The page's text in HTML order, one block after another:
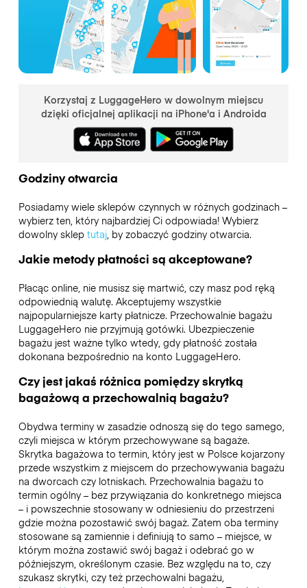
Korzystaj z LuggageHero w dowolnym miejscu
dzięki oficjalnej aplikacji na iPhone'a i Androida
Godziny otwarcia
Posiadamy wiele sklepów czynnych w różnych godzinach –
wybierz ten, który najbardziej Ci odpowiada! Wybierz
dowolny sklep tutaj, by zobaczyć godziny otwarcia.
Jakie metody płatności są akceptowane?
Płacąc online, nie musisz się martwić, czy masz pod ręką
odpowiednią walutę. Akceptujemy wszystkie
najpopularniejsze karty płatnicze. Przechowalnie bagażu
LuggageHero nie przyjmują gotówki. Ubezpieczenie
bagażu jest ważne tylko wtedy, gdy płatność została
dokonana bezpośrednio na konto LuggageHero.
Czy jest jakaś różnica pomiędzy skrytką
bagażową a przechowalnią bagażu?
Obydwa terminy w zasadzie odnoszą się do tego samego,
czyli miejsca w którym przechowywane są bagaże.
Skrytka bagażowa to termin, który jest w Polsce kojarzony
przede wszystkim z miejscem do przechowywania bagażu
na dworcach czy lotniskach. Przechowalnia bagażu to
termin ogólny – bez przywiązania do konkretnego miejsca
– i powszechnie stosowany w odniesieniu do przestrzeni
gdzie można pozostawić swój bagaż. Zatem oba terminy
stosowane są zamiennie i definiują to samo – miejsce, w
którym można zostawić swój bagaż i odebrać go w
późniejszym, określonym czasie. Bez względu na to, czy
szukasz skrytki, czy też przechowalni bagażu,